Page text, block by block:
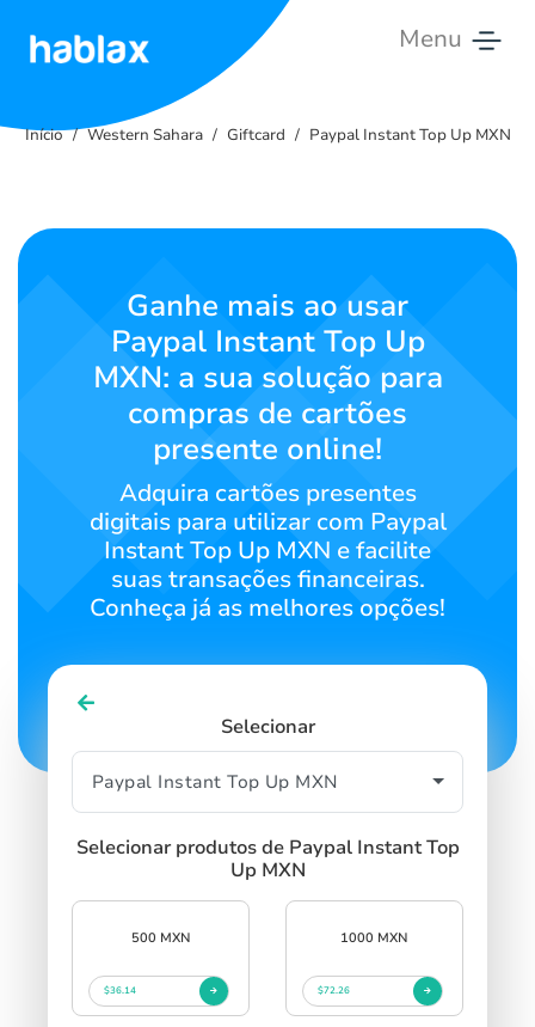
Menu
Tarifas
Contacte-
Português
SIGN UP
Início Western Sahara Giftcard Paypal Instant Top Up MXN
Ganhe mais ao usar
Paypal Instant Top Up
MXN: a sua solução para
compras de cartões
presente online!
Adquira cartões presentes
digitais para utilizar com Paypal
Instant Top Up MXN e facilite
suas transações financeiras.
Conheça já as melhores opções!
Selecionar
Selecionar produtos de Paypal Instant Top
Up MXN
500 MXN
$36.14
1000 MXN
$72.26